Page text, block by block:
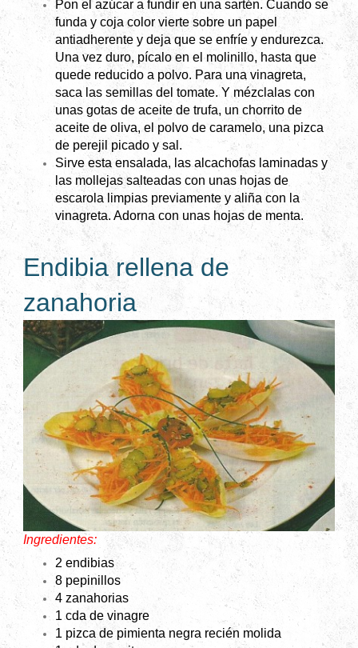
Pon el azúcar a fundir en una sartén. Cuando se
funda y coja color vierte sobre un papel
antiadherente y deja que se enfríe y endurezca.
Una vez duro, pícalo en el molinillo, hasta que
quede reducido a polvo. Para una vinagreta,
saca las semillas del tomate. Y mézclalas con
unas gotas de aceite de trufa, un chorrito de
aceite de oliva, el polvo de caramelo, una pizca
de perejil picado y sal.
Sirve esta ensalada, las alcachofas laminadas y
las mollejas salteadas con unas hojas de
escarola limpias previamente y aliña con la
vinagreta. Adorna con unas hojas de menta.
Endibia rellena de
zanahoria
Ingredientes:
2 endibias
8 pepinillos
4 zanahorias
1 cda de vinagre
1 pizca de pimienta negra recién molida